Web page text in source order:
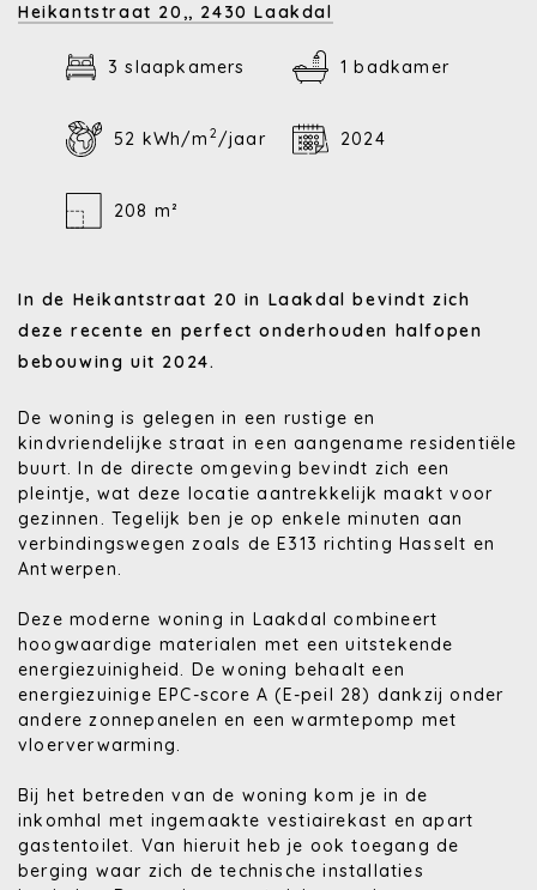
Heikantstraat 20,, 2430 Laakdal
3 slaapkamers 1 badkamer
52 kWh/m 2 /jaar 2024
208 m²
In de Heikantstraat 20 in Laakdal bevindt zich
deze recente en perfect onderhouden halfopen
bebouwing uit 2024.
De woning is gelegen in een rustige en
kindvriendelijke straat in een aangename residentiële
buurt. In de directe omgeving bevindt zich een
pleintje, wat deze locatie aantrekkelijk maakt voor
gezinnen. Tegelijk ben je op enkele minuten aan
verbindingswegen zoals de E313 richting Hasselt en
Antwerpen.
Deze moderne woning in Laakdal combineert
hoogwaardige materialen met een uitstekende
energiezuinigheid. De woning behaalt een
energiezuinige EPC-score A (E-peil 28) dankzij onder
andere zonnepanelen en een warmtepomp met
vloerverwarming.
Bij het betreden van de woning kom je in de
inkomhal met ingemaakte vestiairekast en apart
gastentoilet. Van hieruit heb je ook toegang de
berging waar zich de technische installaties